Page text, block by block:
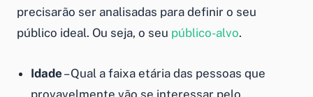
precisarão ser analisadas para definir o seu
público ideal. Ou seja, o seu público-alvo.
Idade – Qual a faixa etária das pessoas que
provavelmente vão se interessar pelo